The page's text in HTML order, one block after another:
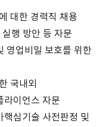
대한 경력직 채용
행 방안 등 자문
영업비밀 보호를 위한
국내외
라이언스 자문
핵심기술 사전판정 및